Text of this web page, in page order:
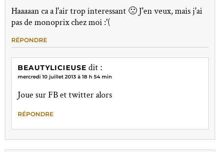
Haaaaan ca a l'air trop interessant 🙁 J'en veux, mais j'ai
pas de monoprix chez moi :'(
RÉPONDRE
BEAUTYLICIEUSE dit :
mercredi 10 juillet 2013 à 18 h 54 min
Joue sur FB et twitter alors
RÉPONDRE